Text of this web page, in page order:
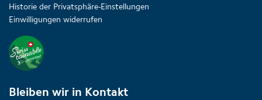
Historie der Privatsphäre-Einstellungen
Einwilligungen widerrufen
Bleiben wir in Kontakt